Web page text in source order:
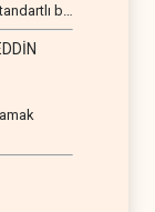
bir